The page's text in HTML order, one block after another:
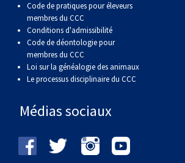
Code de pratiques pour éleveurs
membres du CCC
Conditions d'admissibilité
Code de déontologie pour
membres du CCC
Loi sur la généalogie des animaux
Le processus disciplinaire du CCC
Médias sociaux